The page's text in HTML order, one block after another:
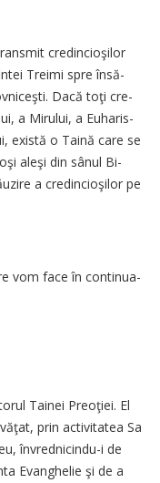
cre­din­cio­şi­lor
Treimi spre în­să­
Dacă toţi cre­
a Mirului, a Eu­ha­ris­
există o Tai­nă ca­re se
a­leşi din sânul Bi­
a cre­din­cio­şi­lor pe
vom face în conti­nu­a­
Tainei Preo­ţiei. El
prin ac­ti­­vi­tatea Sa
în­vred­­ni­­cindu-i de
Evan­ghe­lie şi de a